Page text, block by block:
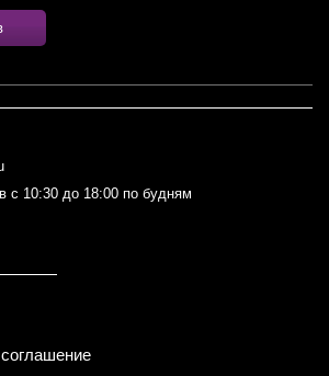
с 10:30 до 18:00 по будням